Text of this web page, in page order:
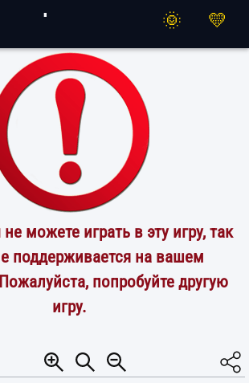
можете играть в эту игру, так
поддерживается на вашем
попробуйте другую
игру.